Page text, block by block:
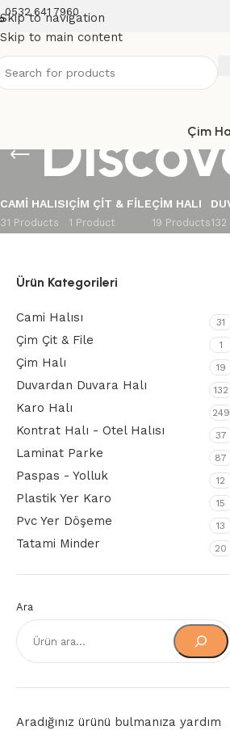
Skip to navigation
Skip to main content
0532 641 7960
Çim
CAMI HALISI
31 Products
ÇIM ÇIT & FILE
1 Product
ÇIM HALI
19 Products
Ürün Kategorileri
Cami Halısı 31
Çim Çit & File 1
Çim Halı 19
Duvardan Duvara Halı 132
Karo Halı 249
Kontrat Halı - Otel Halısı 37
Laminat Parke 87
Paspas - Yolluk 12
Plastik Yer Karo 15
Pvc Yer Döşeme 13
Tatami Minder 20
Ara
Aradığınız ürünü bulmanıza yardım